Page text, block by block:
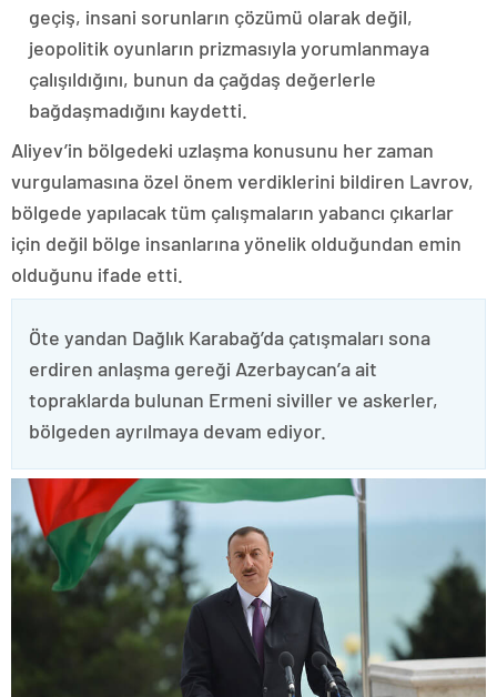
geçiş, insani sorunların çözümü olarak değil,
jeopolitik oyunların prizmasıyla yorumlanmaya
çalışıldığını, bunun da çağdaş değerlerle
bağdaşmadığını kaydetti.
Aliyev’in bölgedeki uzlaşma konusunu her zaman
vurgulamasına özel önem verdiklerini bildiren Lavrov,
bölgede yapılacak tüm çalışmaların yabancı çıkarlar
için değil bölge insanlarına yönelik olduğundan emin
olduğunu ifade etti.
Öte yandan Dağlık Karabağ’da çatışmaları sona
erdiren anlaşma gereği Azerbaycan’a ait
topraklarda bulunan Ermeni siviller ve askerler,
bölgeden ayrılmaya devam ediyor.